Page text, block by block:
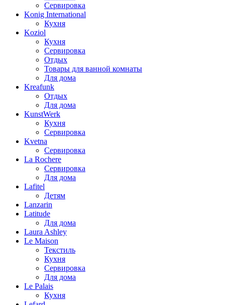
Сервировка
Konig International
Кухня
Koziol
Кухня
Сервировка
Отдых
Товары для ванной комнаты
Для дома
Kreafunk
Отдых
Для дома
KunstWerk
Кухня
Сервировка
Kvetna
Сервировка
La Rochere
Сервировка
Для дома
Lafitel
Детям
Lanzarin
Latitude
Для дома
Laura Ashley
Le Maison
Текстиль
Кухня
Сервировка
Для дома
Le Palais
Кухня